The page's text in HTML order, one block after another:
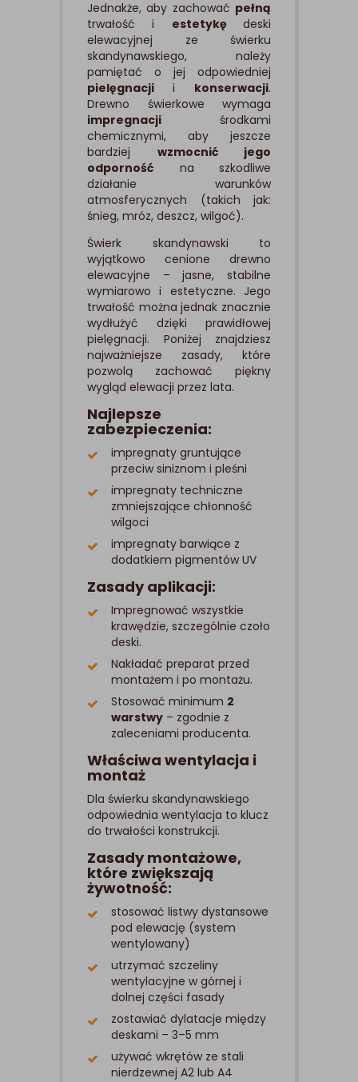
Jednakże, aby zachować pełną
trwałość i estetykędeski
elewacyjnej ze świerku
skandynawskiego, należy
pamiętać o jej odpowiedniej
pielęgnacji i konserwacji.
Drewno świerkowe wymaga
impregnacji środkami
chemicznymi, aby jeszcze
bardziej wzmocnić jego
odporność na
szkodliwe
działanie
warunków
atmosferycznych (takich jak:
śnieg, mróz, deszcz, wilgoć).
Świerk skandynawski to
wyjątkowo cenione drewno
elewacyjne – jasne, stabilne
wymiarowo i estetyczne. Jego
trwałość można jednak znacznie
wydłużyć dzięki prawidłowej
pielęgnacji. Poniżej znajdziesz
najważniejsze zasady, które
pozwolą zachować piękny
wygląd elewacji przez lata.
Najlepsze
zabezpieczenia:
impregnaty gruntujące
przeciw siniznom i pleśni
impregnaty techniczne
zmniejszające chłonność
wilgoci
impregnaty barwiące z
dodatkiem pigmentów UV
Zasady aplikacji:
Impregnować wszystkie
krawędzie, szczególnie czoło
deski.
Nakładać preparat przed
montażem i po montażu.
Stosować minimum 2
warstwy – zgodnie z
zaleceniami producenta.
Właściwa wentylacja i
montaż
Dla świerku skandynawskiego
odpowiednia wentylacja to klucz
do trwałości konstrukcji.
Zasady montażowe,
które zwiększają
żywotność:
stosować listwy dystansowe
pod elewację (system
wentylowany)
utrzymać szczeliny
wentylacyjne w górnej i
dolnej części fasady
zostawiać dylatacje między
deskami – 3–5 mm
używać wkrętów ze stali
nierdzewnej A2 lub A4